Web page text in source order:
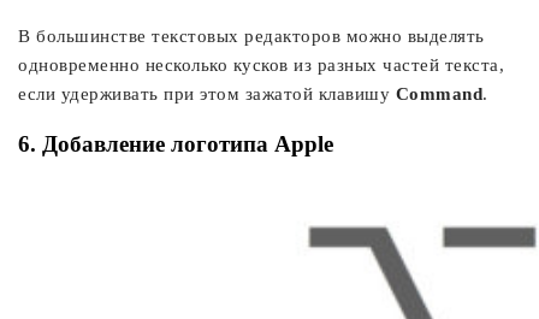
В большинстве текстовых редакторов можно выделять
одновременно несколько кусков из разных частей текста,
если удерживать при этом зажатой клавишу Command.
6. Добавление логотипа Apple